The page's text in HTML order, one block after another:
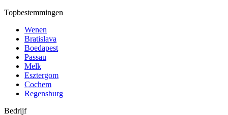
Topbestemmingen
Wenen
Bratislava
Boedapest
Passau
Melk
Esztergom
Cochem
Regensburg
Bedrijf